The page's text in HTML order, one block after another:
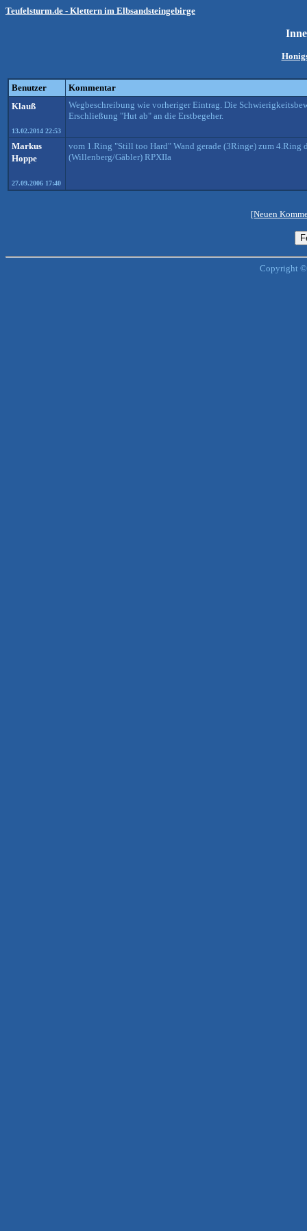
Teufelsturm.de - Klettern im Elbsandsteingebirge
Benutzer
Kommentar
Klauß
13.02.2014 22:53
Wegbeschreibung wie vorheriger Eintrag. Die
Erschließung "Hut ab" an die Erstbegeher.
Markus
Hoppe
27.09.2006 17:40
vom 1.Ring "Still too Hard" Wand gerade (3Ringe) zum 4.Ring
(Willenberg/Gäbler) RPXIIa
[Neuen
Copyright ©